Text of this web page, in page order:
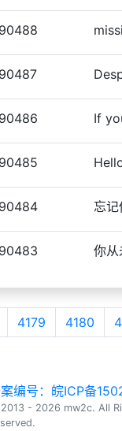
90488
90487
90486 If
90485
90484 忘
90483 你从
4179 4180
编号：皖ICP备
- 2026 mw2c. All